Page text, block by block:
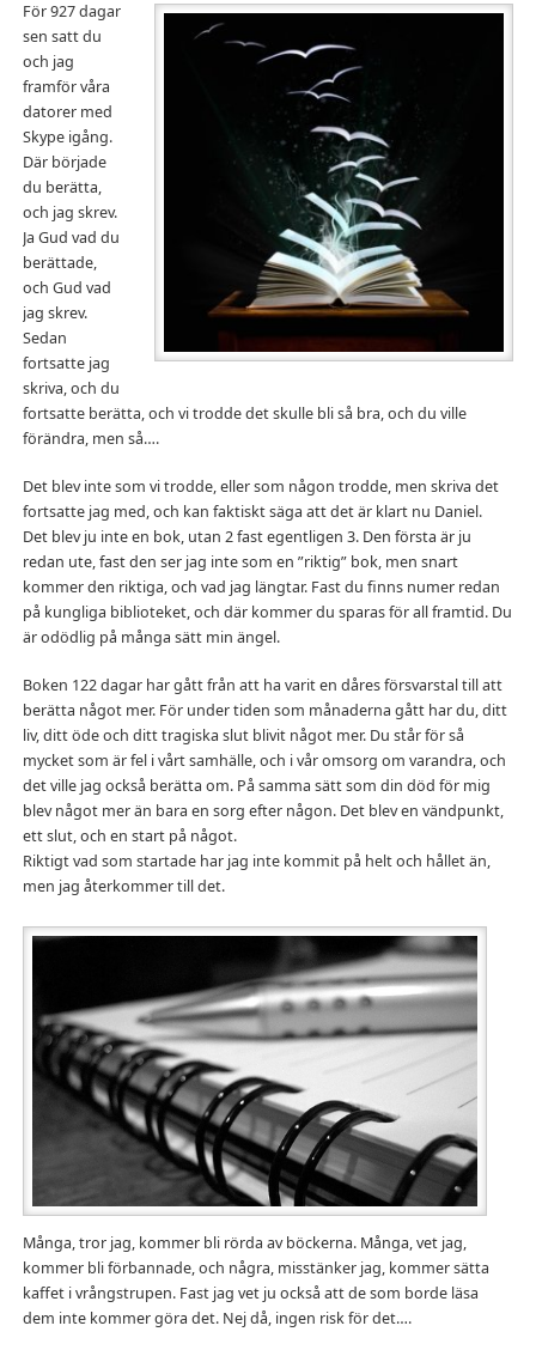
För 927 dagar
sen satt du
och jag
framför våra
datorer med
Skype igång.
Där började
du berätta,
och jag skrev.
Ja Gud vad du
berättade,
och Gud vad
jag skrev.
Sedan
fortsatte jag
skriva, och du
fortsatte berätta, och vi trodde det skulle bli så bra, och du ville
förändra, men så….
Det blev inte som vi trodde, eller som någon trodde, men skriva det
fortsatte jag med, och kan faktiskt säga att det är klart nu Daniel.
Det blev ju inte en bok, utan 2 fast egentligen 3. Den första är ju
redan ute, fast den ser jag inte som en ”riktig” bok, men snart
kommer den riktiga, och vad jag längtar. Fast du finns numer redan
på kungliga biblioteket, och där kommer du sparas för all framtid. Du
är odödlig på många sätt min ängel.
Boken 122 dagar har gått från att ha varit en dåres försvarstal till att
berätta något mer. För under tiden som månaderna gått har du, ditt
liv, ditt öde och ditt tragiska slut blivit något mer. Du står för så
mycket som är fel i vårt samhälle, och i vår omsorg om varandra, och
det ville jag också berätta om. På samma sätt som din död för mig
blev något mer än bara en sorg efter någon. Det blev en vändpunkt,
ett slut, och en start på något.
Riktigt vad som startade har jag inte kommit på helt och hållet än,
men jag återkommer till det.
Många, tror jag, kommer bli rörda av böckerna. Många, vet jag,
kommer bli förbannade, och några, misstänker jag, kommer sätta
kaffet i vrångstrupen. Fast jag vet ju också att de som borde läsa
dem inte kommer göra det. Nej då, ingen risk för det….